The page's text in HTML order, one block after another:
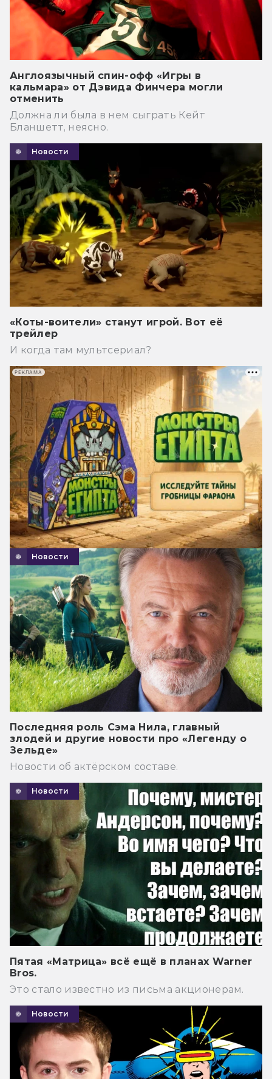
Англоязычный спин-офф «Игры в
кальмара» от Дэвида Финчера могли
отменить
Должна ли была в нем сыграть Кейт
Бланшетт, неясно.
Новости
«Коты-воители» станут игрой. Вот её
трейлер
И когда там мультсериал?
Новости
Последняя роль Сэма Нила, главный
злодей и другие новости про «Легенду о
Зельде»
Новости об актёрском составе.
Новости
Пятая «Матрица» всё ещё в планах Warner
Bros.
Это стало известно из письма акционерам.
Новости
РЕКЛАМА